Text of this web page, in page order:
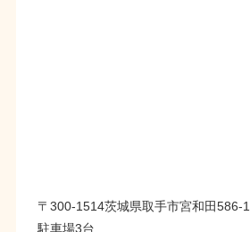
〒300-1514茨城県取手市宮和田586-1
駐車場3台